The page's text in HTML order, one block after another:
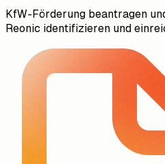
KfW-Förderung beantragen
Reonic identifizieren und